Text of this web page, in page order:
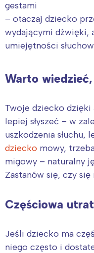
gestami
– otaczaj dziecko
wydającymi dźwięki,
umiejętności
Warto
Twoje dziecko dzięki
lepiej słyszeć – w
uszkodzenia słuchu,
dziecko mowy,
migowy – naturalny
Zastanów się, czy
Częściowa
Jeśli dziecko ma
niego często i